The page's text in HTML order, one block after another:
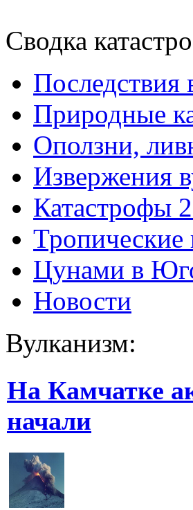
Сводка
Последствия
Природные
Оползни,
Извержения
Катастрофы
Цунами в
Новости
Вулканизм:
На Камчатке
начали